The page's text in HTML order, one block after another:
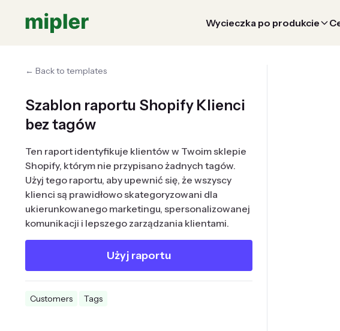
Wycieczka po produkcie
← Back to templates
Szablon raportu Shopify Klienci
bez tagów
Ten raport identyfikuje klientów w Twoim sklepie
Shopify, którym nie przypisano żadnych tagów.
Użyj tego raportu, aby upewnić się, że wszyscy
klienci są prawidłowo skategoryzowani dla
ukierunkowanego marketingu, spersonalizowanej
komunikacji i lepszego zarządzania klientami.
Użyj raportu
Customers Tags